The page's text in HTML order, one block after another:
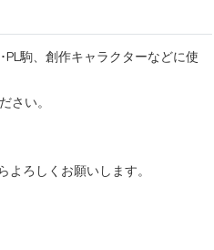
駒、創作キャラクターなどに使
さい。
ろしくお願いします。